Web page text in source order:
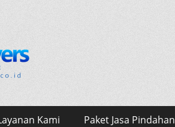
Kami Paket Jasa Pindahan